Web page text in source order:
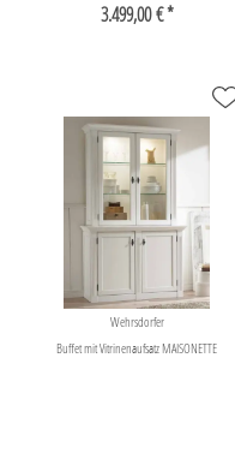
3.499,00 € *
Wehrsdorfer
Buffet mit Vitrinenaufsatz MAISONETTE